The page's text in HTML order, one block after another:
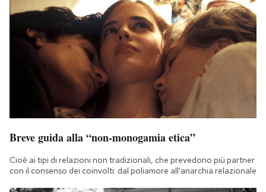
Breve guida alla “non-monogamia etica”
Cioè ai tipi di relazioni non tradizionali, che prevedono più partner
con il consenso dei coinvolti: dal poliamore all'anarchia relazionale